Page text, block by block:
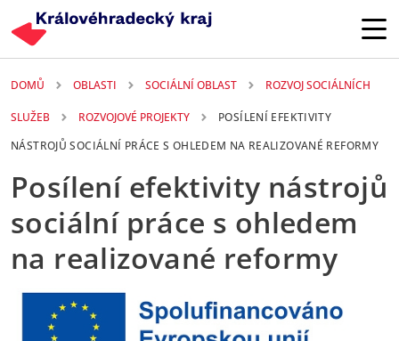
DOMŮ OBLASTI SOCIÁLNÍ OBLAST ROZVOJ SOCIÁLNÍCH
SLUŽEB ROZVOJOVÉ PROJEKTY
POSÍLENÍ EFEKTIVITY
NÁSTROJŮ SOCIÁLNÍ PRÁCE S OHLEDEM NA REALIZOVANÉ REFORMY
Posílení efektivity nástrojů
sociální práce s ohledem
na realizované reformy